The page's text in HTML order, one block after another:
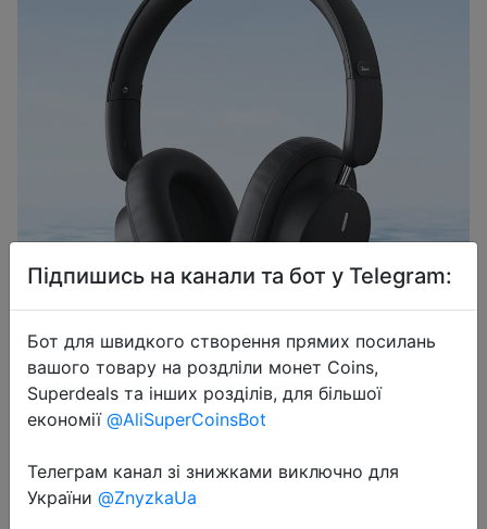
2023-10-02
Baseus Bowie D03 Wireless
Headphone Bluetooth 5.3 40mm
Driver Over the Ear Headsets
30hours Playtime Wireless/Wired
Earphones
Підпишись на канали та бот у Telegram:
Бот для швидкого створення прямих посилань
вашого товару на роздліли монет Coins,
Superdeals та інших розділів, для більшої
економії @AliSuperCoinsBot
Телеграм канал зі знижками виключно для
України @ZnyzkaUa